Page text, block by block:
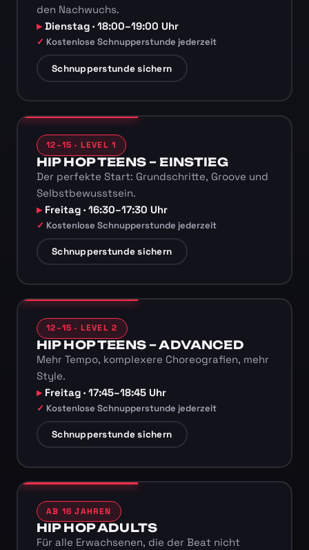
den Nachwuchs.
Dienstag · 18:00–19:00 Uhr
Kostenlose Schnupperstunde jederzeit
Schnupperstunde sichern
12–15 · LEVEL 1
HIP HOP TEENS – EINSTIEG
Der perfekte Start: Grundschritte, Groove und
Selbstbewusstsein.
Freitag · 16:30–17:30 Uhr
Kostenlose Schnupperstunde jederzeit
Schnupperstunde sichern
12–15 · LEVEL 2
HIP HOP TEENS – ADVANCED
Mehr Tempo, komplexere Choreografien, mehr
Style.
Freitag · 17:45–18:45 Uhr
Kostenlose Schnupperstunde jederzeit
Schnupperstunde sichern
AB 16 JAHREN
HIP HOP ADULTS
Für alle Erwachsenen, die der Beat nicht